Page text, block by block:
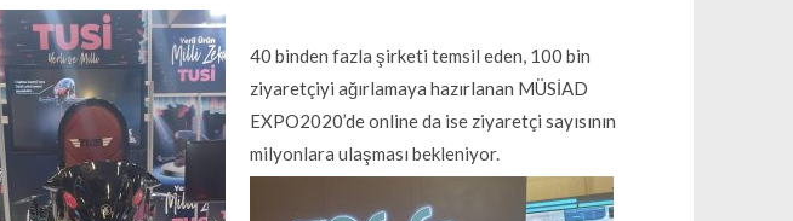
40 binden fazla şirketi temsil eden, 100 bin
ziyaretçiyi ağırlamaya hazırlanan MÜSİAD
EXPO2020’de online da ise ziyaretçi sayısının
milyonlara ulaşması bekleniyor.